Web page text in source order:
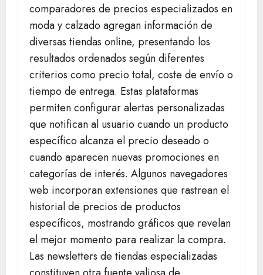
comparadores de precios especializados en
moda y calzado agregan información de
diversas tiendas online, presentando los
resultados ordenados según diferentes
criterios como precio total, coste de envío o
tiempo de entrega. Estas plataformas
permiten configurar alertas personalizadas
que notifican al usuario cuando un producto
específico alcanza el precio deseado o
cuando aparecen nuevas promociones en
categorías de interés. Algunos navegadores
web incorporan extensiones que rastrean el
historial de precios de productos
específicos, mostrando gráficos que revelan
el mejor momento para realizar la compra.
Las newsletters de tiendas especializadas